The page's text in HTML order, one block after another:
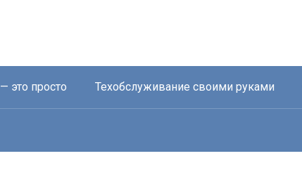
это просто Техобслуживание своими руками